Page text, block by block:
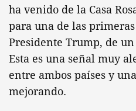
ha venido de la Casa
para una de las
Presidente Trump, de
Esta es una señal muy
entre ambos países y
mejorando.